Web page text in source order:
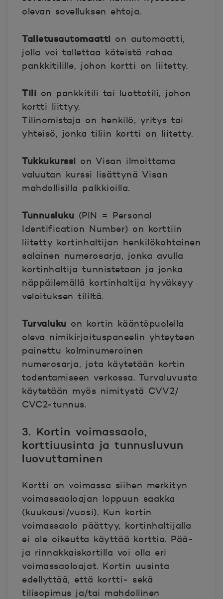
olevan sovelluksen ehtoja.
Talletusautomaatti on automaatti,
jolla voi tallettaa käteistä rahaa
pankkitilille, johon kortti on liitetty.
Tili on pankkitili tai luottotili, johon
kortti liittyy.
Tilinomistaja on henkilö, yritys tai
yhteisö, jonka tiliin kortti on liitetty.
Tukkukurssi on Visan ilmoittama
valuutan kurssi lisättynä Visan
mahdollisilla palkkioilla.
Tunnusluku (PIN = Personal
Identification Number) on korttiin
liitetty kortinhaltijan henkilökohtainen
salainen numerosarja, jonka avulla
kortinhaltija tunnistetaan ja jonka
näppäilemällä kortinhaltija hyväksyy
veloituksen tililtä.
Turvaluku on kortin kääntöpuolella
oleva nimikirjoituspaneelin yhteyteen
painettu kolminumeroinen
numerosarja, jota käytetään kortin
todentamiseen verkossa. Turvaluvusta
käytetään myös nimitystä CVV2/
CVC2-tunnus.
3. Kortin voimassaolo,
korttiuusinta ja tunnusluvun
luovuttaminen
Kortti on voimassa siihen merkityn
voimassaoloajan loppuun saakka
(kuukausi/vuosi). Kun kortin
voimassaolo päättyy, kortinhaltijalla
ei ole oikeutta käyttää korttia. Pää-
ja rinnakkaiskortilla voi olla eri
voimassaoloajat. Kortin uusinta
edellyttää, että kortti- sekä
tilisopimus ja/tai mahdollinen